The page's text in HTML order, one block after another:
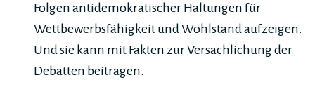
Folgen antidemokratischer Haltungen für
Wettbewerbsfähigkeit und Wohlstand aufzeigen.
Und sie kann mit Fakten zur Versachlichung der
Debatten beitragen.